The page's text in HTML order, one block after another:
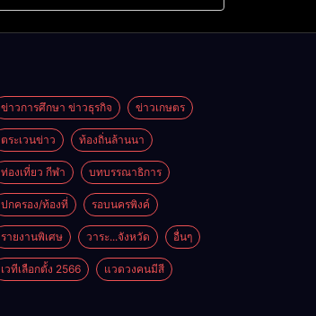
ข่าวการศึกษา ข่าวธุรกิจ ข่าวเกษตร
ตระเวนข่าว ท้องถิ่นล้านนา
ท่องเที่ยว กีฬา บทบรรณาธิการ
ปกครอง/ท้องที่ รอบนครพิงค์
รายงานพิเศษ วาระ...จังหวัด อื่นๆ
เวทีเลือกตั้ง 2566 แวดวงคนมีสี